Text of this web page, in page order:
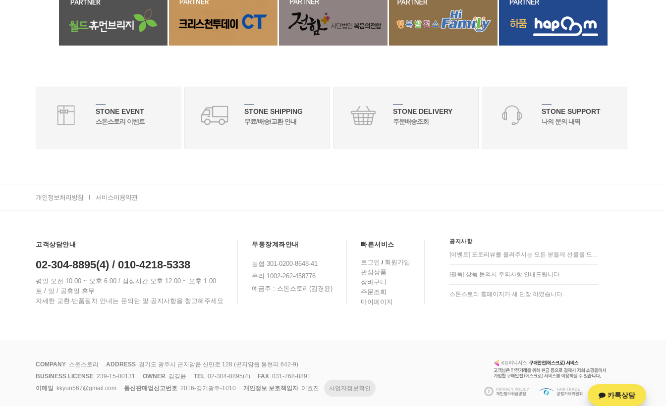
STONE EVENT
스톤스토리 이벤트
STONE SHIPPING
무료/배송/교환 안내
STONE DELIVERY
주문배송조회
STONE SUPPORT
나의 문의 내역
개인정보처리방침 서비스이용약관
고객상담안내
02-304-8895(4) / 010-4218-5338
평일 오전 10:00 ~ 오후 6:00 / 점심시간 오후 12:00 ~ 오후 1:00
토 / 일 / 공휴일 휴무
자세한 교환·반품절차 안내는 문의란 및 공지사항을 참고해주세요
무통장계좌안내
농협 301-0200-8648-41
우리 1002-262-458776
예금주 : 스톤스토리(김경윤)
빠른서비스
로그인 / 회원가입
관심상품
장바구니
주문조회
마이페이지
공지사항
[이벤트] 포토리뷰를 올려주시는 모든 분들께 선물을 드…
[필독] 상품 문의시 주의사항 안내드립니다.
스톤스토리 홈페이지가 새 단장 하였습니다.
COMPANY 스톤스토리 ADDRESS 경기도 광주시 곤지암읍 신만로 128 (곤지암읍 봉현리 642-9)
BUSINESS LICENSE 239-15-00131 OWNER 김경윤 TEL 02-304-8895(4) FAX 031-768-8891
이메일
kkyun567@gmail.com 통신판매업신고번호 2016-경기광주-1010 개인정보 보호책임자 이효진 사업자정보확인
카톡상담